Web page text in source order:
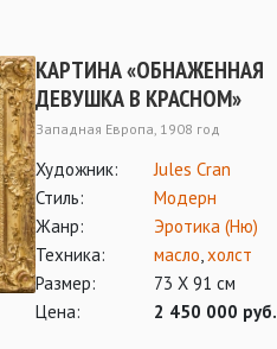
КАРТИНА «ОБНАЖЕННАЯ
ДЕВУШКА В КРАСНОМ»
Западная Европа, 1908 год
Художник:
Jules Cran
Стиль:
Модерн
Жанр:
Эротика (Ню)
Техника:
масло,холст
Размер:
73 Х 91 см
Цена:
2 450 000 руб.